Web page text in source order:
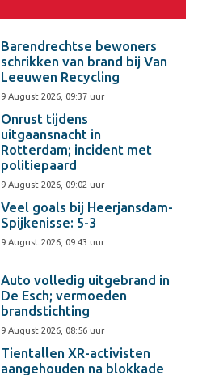
Barendrechtse bewoners
schrikken van brand bij Van
Leeuwen Recycling
9 August 2026, 09:37 uur
Onrust tijdens
uitgaansnacht in
Rotterdam; incident met
politiepaard
9 August 2026, 09:02 uur
Veel goals bij Heerjansdam-
Spijkenisse: 5-3
9 August 2026, 09:43 uur
Auto volledig uitgebrand in
De Esch; vermoeden
brandstichting
9 August 2026, 08:56 uur
Tientallen XR-activisten
aangehouden na blokkade